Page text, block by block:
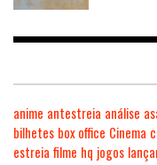
anime antestreia análise
bilhetes box office Cinema
estreia filme hq jogos